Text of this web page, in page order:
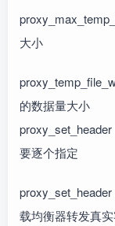
大小
的数据量大小
要逐个指定
载均衡器转发真